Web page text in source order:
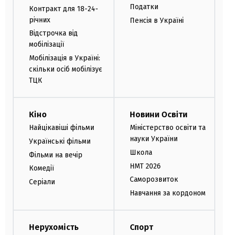
Контракт для 18-24-
річних
Відстрочка від
мобілізації
Мобілізація в Україні:
скільки осіб мобілізує
ТЦК
Податки
Пенсія в Україні
Кіно
Найцікавіші фільми
Українські фільми
Фільми на вечір
Комедії
Серіали
Новини Освіти
Міністерство освіти та
науки України
Школа
НМТ 2026
Саморозвиток
Навчання за кордоном
Нерухомість Спорт